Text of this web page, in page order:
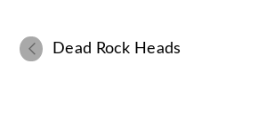
Dead Rock Heads